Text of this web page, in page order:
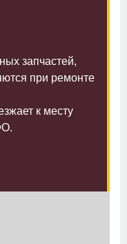
запчастей,
при ремонте
к месту